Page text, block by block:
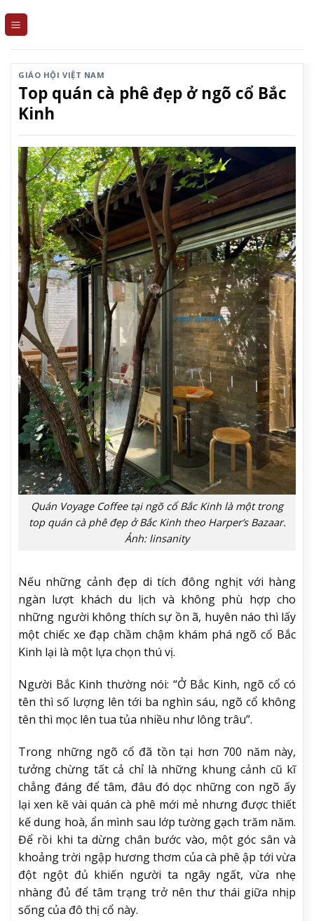
GIÁO HỘI VIỆT NAM
Top quán cà phê đẹp ở ngõ cổ Bắc
Kinh
Quán Voyage Coffee tại ngõ cổ Bắc Kinh là một trong
top quán cà phê đẹp ở Bắc Kinh theo Harper’s Bazaar.
Ảnh: linsanity
Nếu những cảnh đẹp di tích đông nghịt với hàng
ngàn lượt khách du lịch và không phù hợp cho
những người không thích sự ồn ã, huyên náo thì lấy
một chiếc xe đạp chầm chậm khám phá ngõ cổ Bắc
Kinh lại là một lựa chọn thú vị.
Người Bắc Kinh thường nói: “Ở Bắc Kinh, ngõ cổ có
tên thì số lượng lên tới ba nghìn sáu, ngõ cổ không
tên thì mọc lên tua tủa nhiều như lông trâu”.
Trong những ngõ cổ đã tồn tại hơn 700 năm này,
tưởng chừng tất cả chỉ là những khung cảnh cũ kĩ
chẳng đáng để tâm, đâu đó dọc những con ngõ ấy
lại xen kẽ vài quán cà phê mới mẻ nhưng được thiết
kế dung hoà, ẩn mình sau lớp tường gạch trăm năm.
Để rồi khi ta dừng chân bước vào, một góc sân và
khoảng trời ngập hương thơm của cà phê ập tới vừa
đột ngột đủ khiến người ta ngây ngất, vừa nhẹ
nhàng đủ để tâm trạng trở nên thư thái giữa nhịp
sống của đô thị cổ này.